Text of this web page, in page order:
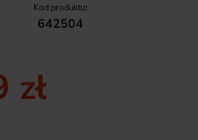
Kod produktu:
642504
zł